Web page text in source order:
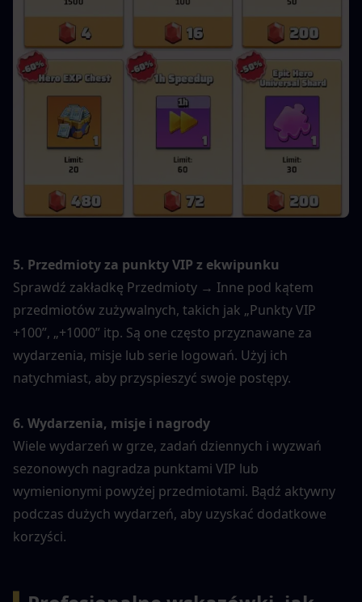
5. Przedmioty za punkty VIP z ekwipunku
Sprawdź zakładkę Przedmioty → Inne pod kątem
przedmiotów zużywalnych, takich jak „Punkty VIP
+100”, „+1000” itp. Są one często przyznawane za
wydarzenia, misje lub serie logowań. Użyj ich
natychmiast, aby przyspieszyć swoje postępy.
6. Wydarzenia, misje i nagrody
Wiele wydarzeń w grze, zadań dziennych i wyzwań
sezonowych nagradza punktami VIP lub
wymienionymi powyżej przedmiotami. Bądź aktywny
podczas dużych wydarzeń, aby uzyskać dodatkowe
korzyści.